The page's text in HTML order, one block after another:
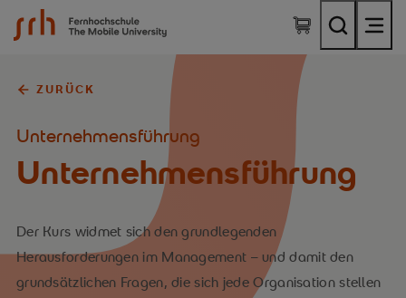
SRH Fernhochschule - The Mobile University
ZURÜCK
Unternehmensführung
Unternehmens­führung
Der Kurs widmet sich den grundlegenden
Herausforderungen im Management – und damit den
grundsätzlichen Fragen, die sich jede Organisation stellen